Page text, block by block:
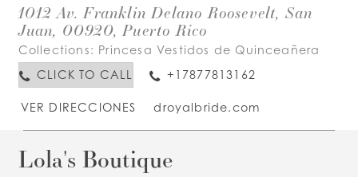
1012 Av. Franklin Delano Roosevelt, San
Juan, 00920, Puerto Rico
Collections: Princesa Vestidos de Quinceañera
CLICK TO CALL
+17877813162
VER DIRECCIONES droyalbride.com
Lola's Boutique